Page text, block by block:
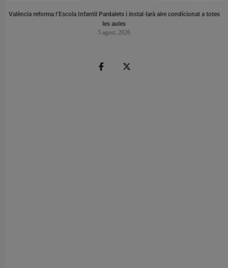
València reforma l’Escola Infantil Pardalets i instal·larà aire condicionat a totes
les aules
5 agost, 2026